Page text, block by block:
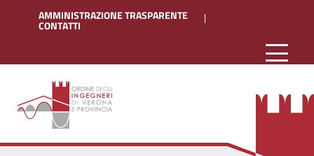
AMMINISTRAZIONE TRASPARENTE
CONTATTI